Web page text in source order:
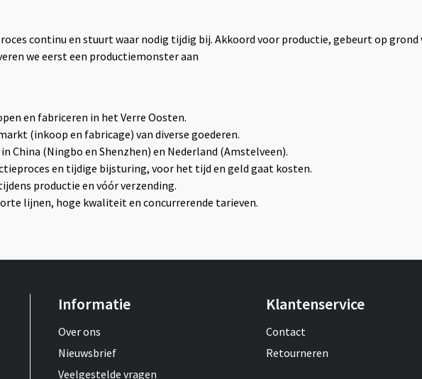
continu en stuurt waar nodig tijdig bij. Akkoord voor productie, gebeurt op
we eerst een productiemonster aan
en fabriceren in het Verre Oosten.
(inkoop en fabricage) van diverse goederen.
China (Ningbo en Shenzhen) en Nederland (Amstelveen).
en tijdige bijsturing, voor het tijd en geld gaat kosten.
productie en vóór verzending.
lijnen, hoge kwaliteit en concurrerende tarieven.
Informatie
Over ons
Nieuwsbrief
Veelgestelde vragen
Klantenservice
Contact
Retourneren